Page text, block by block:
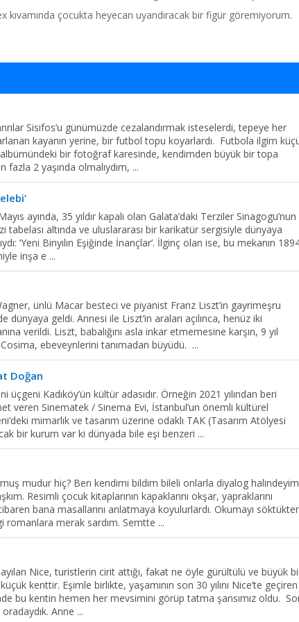
kıvamında çocukta heyecan uyandıracak bir figür göremiyorum.
Sisifos’u günümüzde cezalandırmak isteselerdi, tepeye her
kayanın yerine, bir futbol topu koyarlardı. Futbola ilgim
albümündeki bir fotoğraf karesinde, kendimden büyük bir topa
2 yaşında olmalıydım, ...
ayında, 35 yıldır kapalı olan Galata’daki Terziler Sinagogu’nun
tabelası altında ve uluslararası bir karikatür sergisiyle dünyaya
‘Yeni Binyılın Eşiğinde İnançlar’. İlginç olan ise, bu mekanın
inşa e ...
ünlü Macar besteci ve piyanist Franz Liszt’in gayrimeşru
dünyaya geldi. Annesi ile Liszt’in araları açılınca, henüz iki
verildi. Liszt, babalığını asla inkar etmemesine karşın, 9 yıl
ebeveynlerini tanımadan büyüdü. ...
Doğan
Kadıköy’ün kültür adasıdır. Örneğin 2021 yılından beri
veren Sinematek / Sinema Evi, İstanbul’un önemli kültürel
mimarlık ve tasarım üzerine odaklı TAK (Tasarım Atölyesi
bir kurum var ki dünyada bile eşi benzeri ...
mudur hiç? Ben kendimi bildim bileli onlarla diyalog
Resimli çocuk kitaplarının kapaklarını okşar, yapraklarını
bana masallarını anlatmaya koyulurlardı. Okumayı
romanlara merak sardım. Semtte ...
sayılan Nice, turistlerin cirit attığı, fakat ne öyle gürültülü ve büyük
kenttir. Eşimle birlikte, yaşamının son 30 yılını Nice’te geçiren
bu kentin hemen her mevsimini görüp tatma şansımız oldu.
Anne ...